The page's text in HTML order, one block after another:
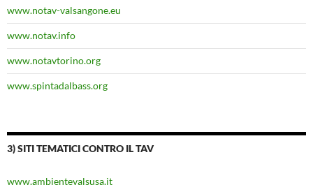
www.notav-valsangone.eu
www.notav.info
www.notavtorino.org
www.spintadalbass.org
3) SITI TEMATICI CONTRO IL TAV
www.ambientevalsusa.it